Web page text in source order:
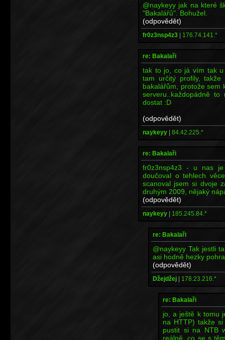
@naykeyy jak na které
"Bakalářů". Bohužel.
(odpovědět)
fr0z3nsp4z3 | 176.74.141.*
re: Bakalaři
tak to jo, co já vím tak
tam určitý profily,
bakalářům, protože sem
serveru..každopádně
dostat :D
(odpovědět)
naykeyy | 84.42.225.*
re: Bakalaři
fr0z3nsp4z3 - u nas
doučoval o tehlech
scanoval jsem si dvoje
druhým 2009, nějaký
(odpovědět)
naykeyy | 185.245.84.*
re: Bakalaři
@naykeyy Tak jestli
asi hodně hezky
(odpovědět)
Džejdžej | 178.23.216.*
re: Bakalaři
jo, a ještě k tomu
na HTTP) takže
pustit si na NTB
reálně, co se s